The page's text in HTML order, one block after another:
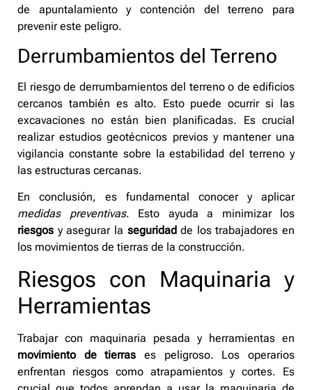
de apuntalamiento y contención del terreno para
prevenir este peligro.
Derrumbamientos del Terreno
El riesgo de derrumbamientos del terreno o de edificios
cercanos también es alto. Esto puede ocurrir si las
excavaciones no están bien planificadas. Es crucial
realizar estudios geotécnicos previos y mantener una
vigilancia constante sobre la estabilidad del terreno y
las estructuras cercanas.
En conclusión, es fundamental conocer y aplicar
medidas preventivas. Esto ayuda a minimizar los
riesgos y asegurar la seguridad de los trabajadores en
los movimientos de tierras de la construcción.
Riesgos con Maquinaria y
Herramientas
Trabajar con maquinaria pesada y herramientas en
movimiento de tierras es peligroso. Los operarios
enfrentan riesgos como atrapamientos y cortes. Es